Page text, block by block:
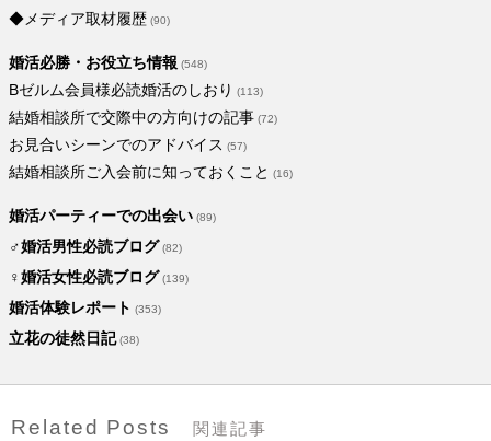
◆メディア取材履歴 (90)
婚活必勝・お役立ち情報 (548)
Bゼルム会員様必読婚活のしおり (113)
結婚相談所で交際中の方向けの記事 (72)
お見合いシーンでのアドバイス (57)
結婚相談所ご入会前に知っておくこと (16)
婚活パーティーでの出会い (89)
♂婚活男性必読ブログ (82)
♀婚活女性必読ブログ (139)
婚活体験レポート (353)
立花の徒然日記(38)
Related Posts 関連記事